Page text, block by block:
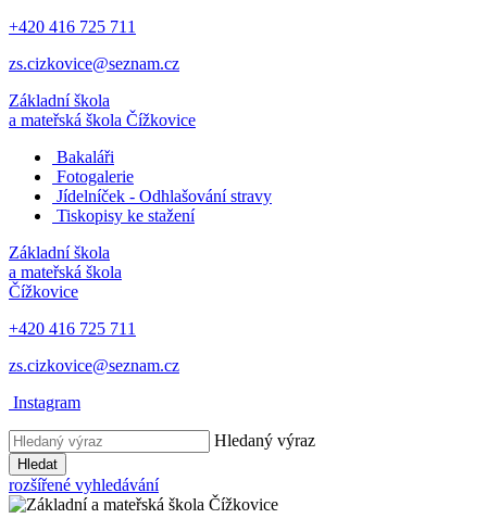
+420 416 725 711
zs.cizkovice@seznam.cz
Základní škola
a mateřská škola Čížkovice
Bakaláři
Fotogalerie
Jídelníček - Odhlašování stravy
Tiskopisy ke stažení
Základní škola
a mateřská škola
Čížkovice
+420 416 725 711
zs.cizkovice@seznam.cz
Instagram
Hledaný výraz
Hledat
rozšířené vyhledávání